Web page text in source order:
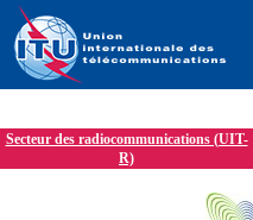
Secteur des radiocommunications (UIT-
R)